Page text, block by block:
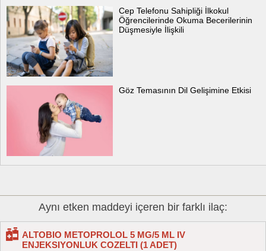
Cep Telefonu Sahipliği İlkokul
Öğrencilerinde Okuma Becerilerinin
Düşmesiyle İlişkili
Göz Temasının Dil Gelişimine Etkisi
Aynı etken maddeyi içeren bir farklı ilaç:
ALTOBIO METOPROLOL 5 MG/5 ML IV
ENJEKSIYONLUK COZELTI (1 ADET)